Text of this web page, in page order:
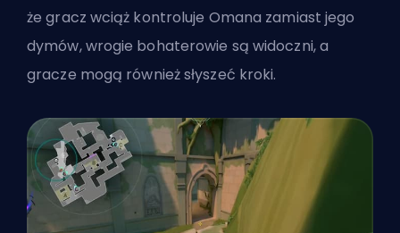
że gracz wciąż kontroluje Omana zamiast jego
dymów, wrogie bohaterowie są widoczni, a
gracze mogą również słyszeć kroki.